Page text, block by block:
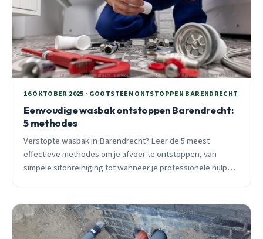
16 OKTOBER 2025 · GOOTSTEEN ONTSTOPPEN BARENDRECHT
Eenvoudige wasbak ontstoppen Barendrecht:
5 methodes
Verstopte wasbak in Barendrecht? Leer de 5 meest
effectieve methodes om je afvoer te ontstoppen, van
simpele sifonreiniging tot wanneer je professionele hulp